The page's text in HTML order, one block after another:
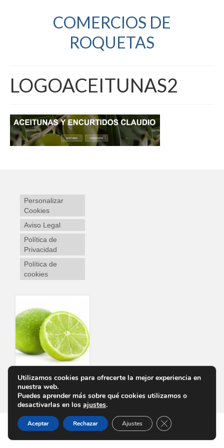
COMERCIOS DE
ROQUETAS
LOGOACEITUNAS2
Personalizar
Cookies
Aviso Legal
Política de
Privacidad
Política de
cookies
Aviso Legal Política de Privacidad
Utilizamos cookies para ofrecerte la mejor experiencia en
nuestra web.
Puedes aprender más sobre qué cookies utilizamos o
desactivarlas en los ajustes.
Aceptar Rechazar Ajustes Cerrar el banner